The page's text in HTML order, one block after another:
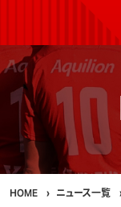
HOME ニュース一覧